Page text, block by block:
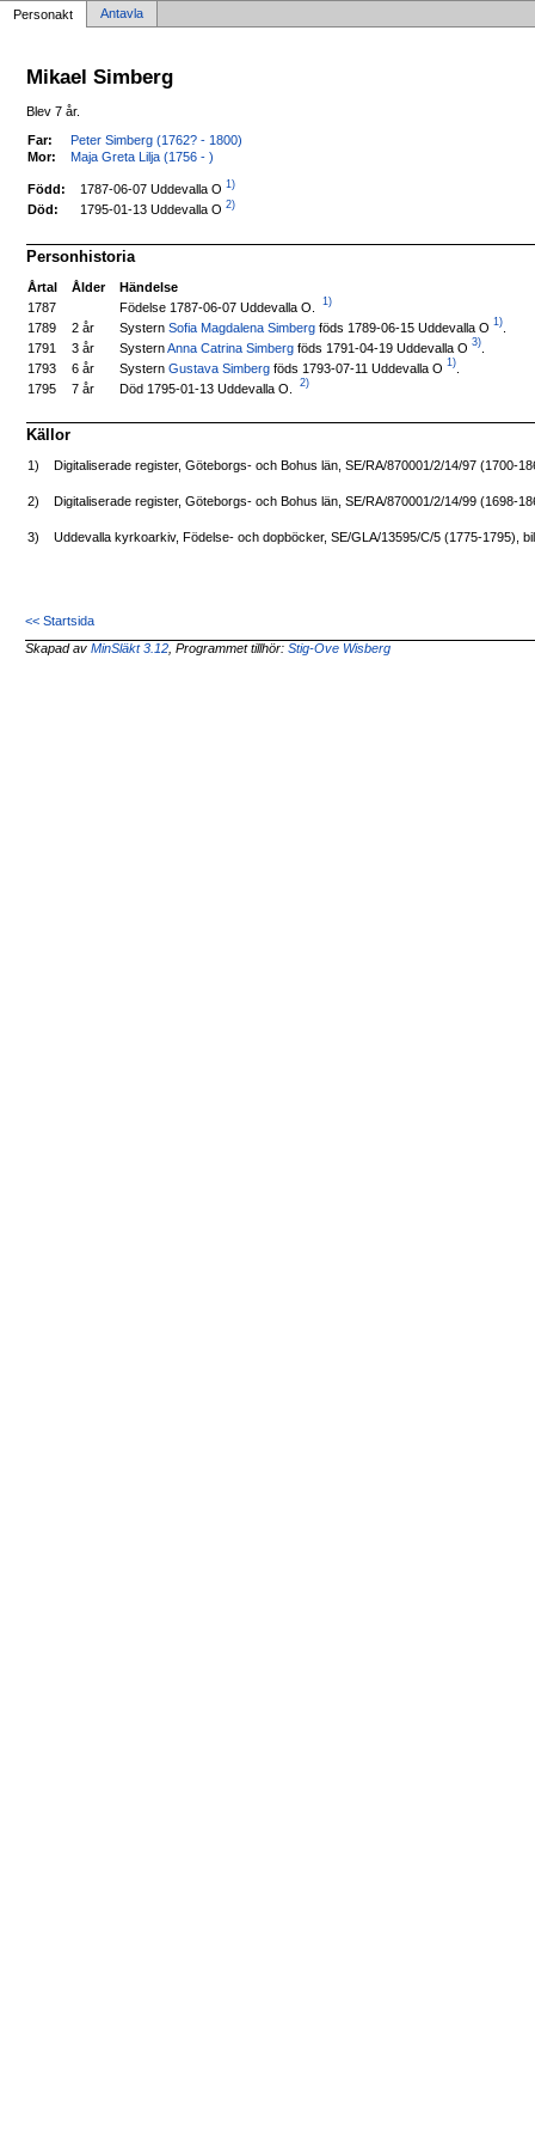
Personakt Antavla
Mikael Simberg
Blev 7 år.
Far:
Peter Simberg (1762? - 1800)
Mor:
Maja Greta Lilja (1756 - )
Född: 1787-06-07 Uddevalla O 1)
Död: 1795-01-13 Uddevalla O 2)
Personhistoria
Årtal Ålder
Händelse
1787
Födelse 1787-06-07 Uddevalla O. 1)
1789 2 år Systern Sofia Magdalena Simberg föds 1789-06-15 Uddevalla O 1)
1791
3 år Systern Anna Catrina Simberg föds 1791-04-19 Uddevalla O 3)
1793
6 år SysternGustava Simberg föds 1793-07-11 Uddevalla O 1)
1795
7 år Död 1795-01-13 Uddevalla O. 2)
Källor
1) Digitaliserade register, Göteborgs- och Bohus län, SE/RA/870001/2/14/97 (1700-
2) Digitaliserade register, Göteborgs- och Bohus län, SE/RA/870001/2/14/99 (1698-
3) Uddevalla kyrkoarkiv, Födelse- och dopböcker, SE/GLA/13595/C/5 (1775-1795),
<< Startsida
Skapad avMinSläkt 3.12 , Programmet tillhör:Stig-Ove Wisberg